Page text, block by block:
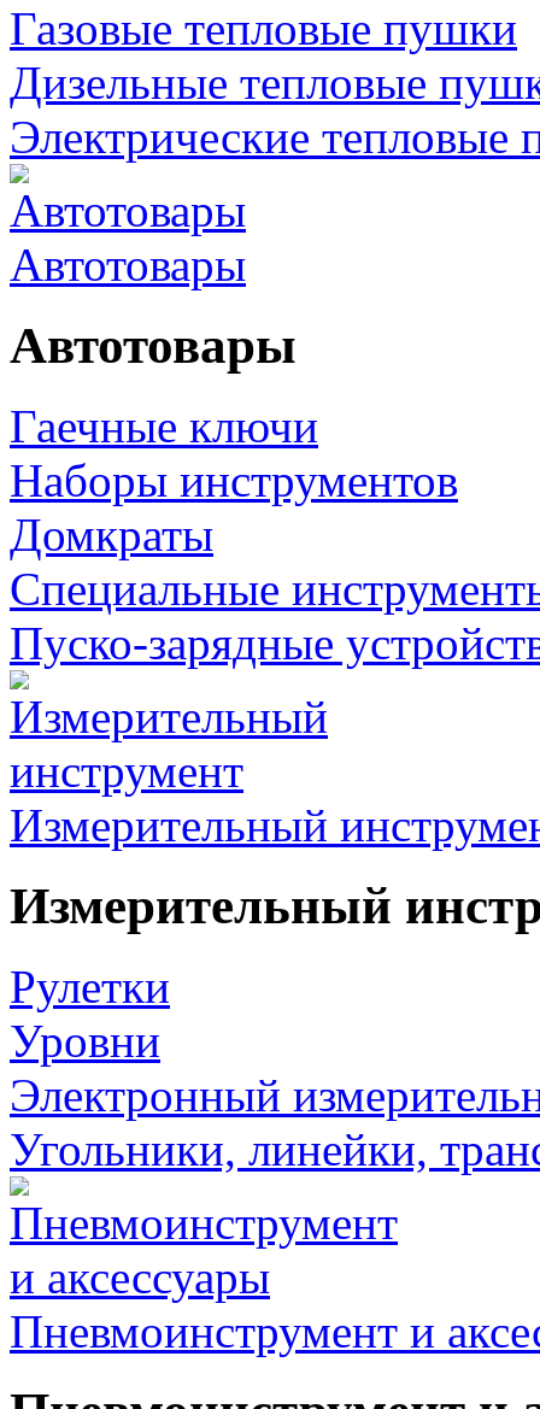
Газовые тепловые пушки
Дизельные тепловые
Электрические тепловые
Автотовары
Автотовары
Гаечные ключи
Наборы инструментов
Домкраты
Специальные
Пуско-зарядные
Измерительный
Измерительный
Рулетки
Уровни
Электронный
Угольники, линейки,
Пневмоинструмент и